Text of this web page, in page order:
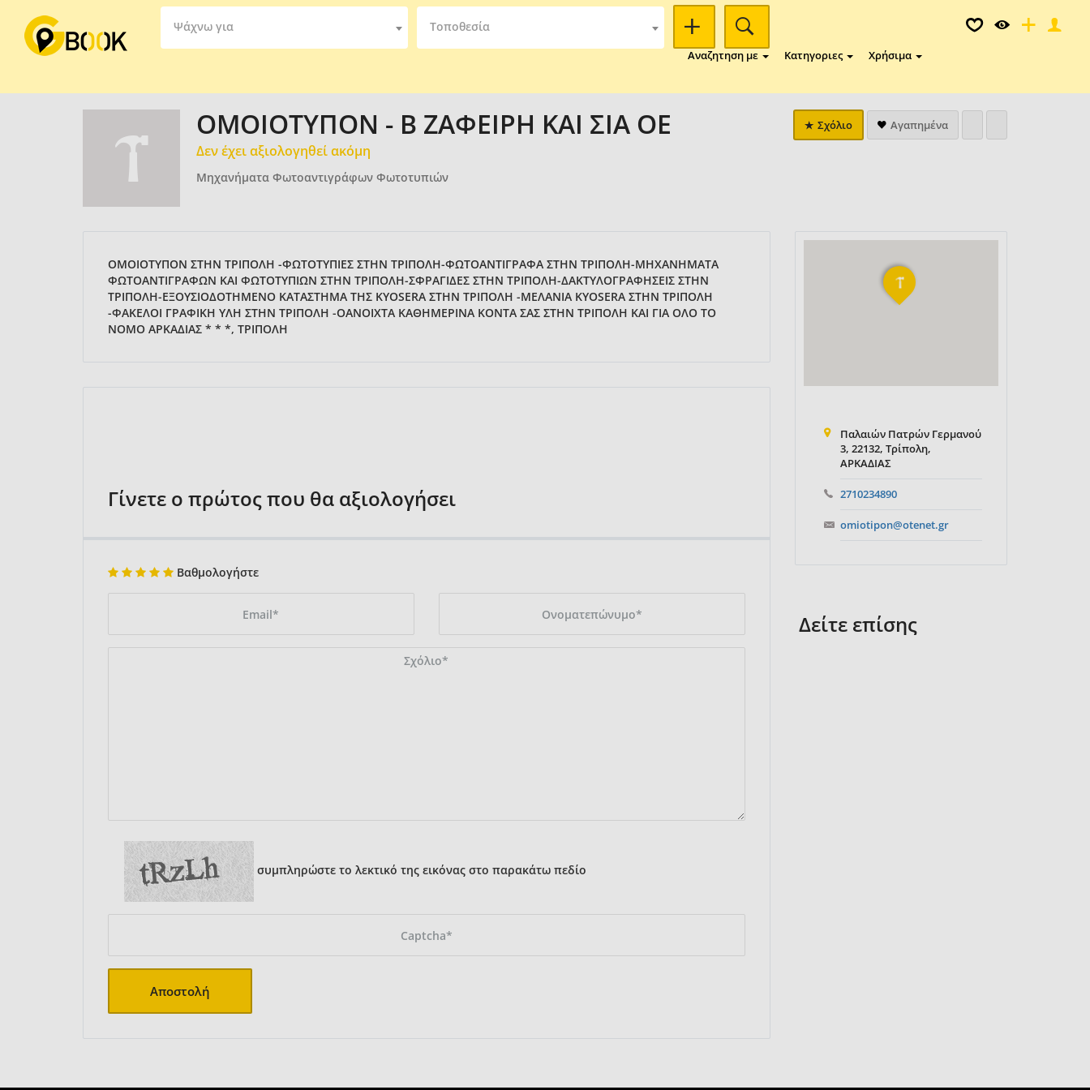
Ψάχνω για Τοποθεσία
Αναζητηση με Κατηγοριες Χρήσιμα
ΟΜΟΙΟΤΥΠΟN - Β ΖΑΦΕΙΡΗ ΚΑΙ ΣΙΑ ΟΕ
Δεν έχει αξιολογηθεί ακόμη
Μηχανήματα Φωτοαντιγράφων Φωτοτυπιών
Σχόλιο Αγαπημένα
ΟΜΟΙΟΤΥΠΟΝ ΣΤΗΝ ΤΡΙΠΟΛΗ -ΦΩΤΟΤΥΠΙΕΣ ΣΤΗΝ ΤΡΙΠΟΛΗ-ΦΩΤΟΑΝΤΙΓΡΑΦΑ ΣΤΗΝ ΤΡΙΠΟΛΗ-ΜΗΧΑΝΗΜΑΤΑ
ΦΩΤΟΑΝΤΙΓΡΑΦΩΝ ΚΑΙ ΦΩΤΟΤΥΠΙΩΝ ΣΤΗΝ ΤΡΙΠΟΛΗ-ΣΦΡΑΓΙΔΕΣ ΣΤΗΝ ΤΡΙΠΟΛΗ-ΔΑΚΤΥΛΟΓΡΑΦΗΣΕΙΣ ΣΤΗΝ
ΤΡΙΠΟΛΗ-ΕΞΟΥΣΙΟΔΟΤΗΜΕΝΟ ΚΑΤΑΣΤΗΜΑ ΤΗΣ KYOSERA ΣΤΗΝ ΤΡΙΠΟΛΗ -ΜΕΛΑΝΙΑ KYOSERA ΣΤΗΝ ΤΡΙΠΟΛΗ
-ΦΑΚΕΛΟΙ ΓΡΑΦΙΚΗ ΥΛΗ ΣΤΗΝ ΤΡΙΠΟΛΗ -ΟΑΝΟΙΧΤΑ ΚΑΘΗΜΕΡΙΝΑ ΚΟΝΤΑ ΣΑΣ ΣΤΗΝ ΤΡΙΠΟΛΗ ΚΑΙ ΓΙΑ ΟΛΟ ΤΟ
ΝΟΜΟ ΑΡΚΑΔΙΑΣ * * *, ΤΡΙΠΟΛΗ
Γίνετε ο πρώτος που θα αξιολογήσει
Βαθμολογήστε
συμπληρώστε το λεκτικό της εικόνας στο παρακάτω πεδίο
Αποστολή
Παλαιών Πατρών Γερμανού
3, 22132, Τρίπολη,
ΑΡΚΑΔΙΑΣ
2710234890
omiotipon@otenet.gr
Δείτε επίσης